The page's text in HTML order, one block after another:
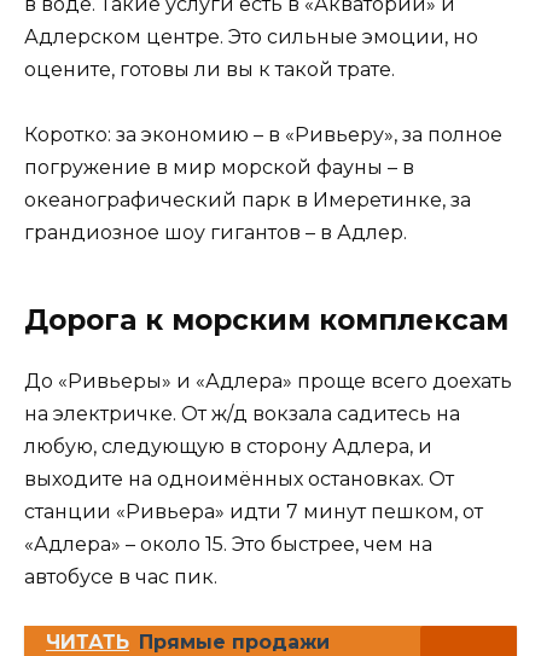
Адлерском центре. Это сильные эмоции, но
оцените, готовы ли вы к такой трате.
Коротко: за экономию – в «Ривьеру», за полное
погружение в мир морской фауны – в
океанографический парк в Имеретинке, за
грандиозное шоу гигантов – в Адлер.
Дорога к морским комплексам
До «Ривьеры» и «Адлера» проще всего доехать
на электричке. От ж/д вокзала садитесь на
любую, следующую в сторону Адлера, и
выходите на одноимённых остановках. От
станции «Ривьера» идти 7 минут пешком, от
«Адлера» – около 15. Это быстрее, чем на
автобусе в час пик.
ЧИТАТЬ Прямые продажи